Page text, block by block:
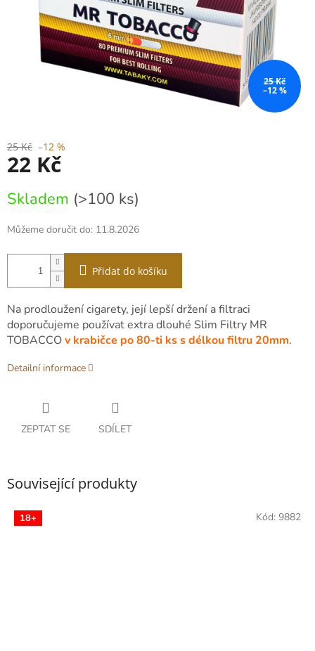
25 Kč
–12 %
25 Kč –12 %
22 Kč
cena:
Skladem (>100 ks)
Můžeme doručit do: 11.8.2026
Přidat do košíku
Na prodloužení cigarety, její lepší držení a filtraci
doporučujeme používat extra dlouhé Slim Filtry MR
TOBACCOv krabičce po 80-ti ks s délkou filtru 20mm.
Detailní informace
ZEPTAT SE SDÍLET
Související produkty
18+ Kód: 9882